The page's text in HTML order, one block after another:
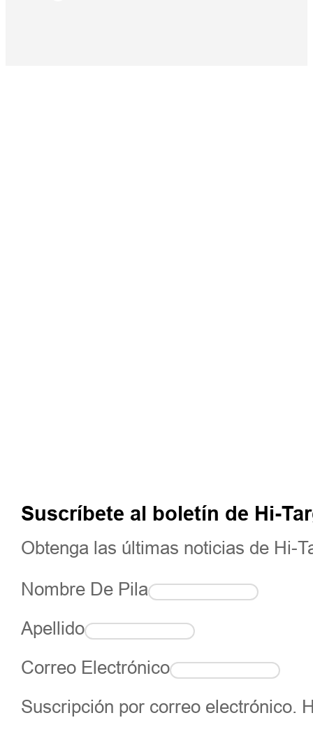
Suscríbete al boletín de Hi-
Obtenga las últimas noticias de Hi-
Nombre De Pila
Apellido
Correo Electrónico
Suscripción por correo electrónico.